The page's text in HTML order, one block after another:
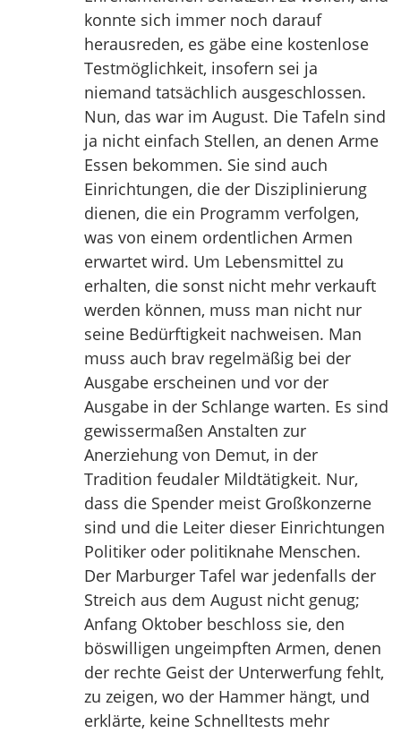
konnte sich immer noch darauf
herausreden, es gäbe eine kostenlose
Testmöglichkeit, insofern sei ja
niemand tatsächlich ausgeschlossen.
Nun, das war im August. Die Tafeln sind
ja nicht einfach Stellen, an denen Arme
Essen bekommen. Sie sind auch
Einrichtungen, die der Disziplinierung
dienen, die ein Programm verfolgen,
was von einem ordentlichen Armen
erwartet wird. Um Lebensmittel zu
erhalten, die sonst nicht mehr verkauft
werden können, muss man nicht nur
seine Bedürftigkeit nachweisen. Man
muss auch brav regelmäßig bei der
Ausgabe erscheinen und vor der
Ausgabe in der Schlange warten. Es sind
gewissermaßen Anstalten zur
Anerziehung von Demut, in der
Tradition feudaler Mildtätigkeit. Nur,
dass die Spender meist Großkonzerne
sind und die Leiter dieser Einrichtungen
Politiker oder politiknahe Menschen.
Der Marburger Tafel war jedenfalls der
Streich aus dem August nicht genug;
Anfang Oktober beschloss sie, den
böswilligen ungeimpften Armen, denen
der rechte Geist der Unterwerfung fehlt,
zu zeigen, wo der Hammer hängt, und
erklärte, keine Schnelltests mehr